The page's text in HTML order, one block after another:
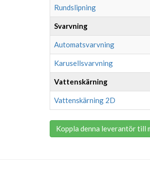
Rundslipning
Svarvning
Automatsvarvning
Karusellsvarvning
Vattenskärning
Vattenskärning 2D
Koppla denna leverantör till